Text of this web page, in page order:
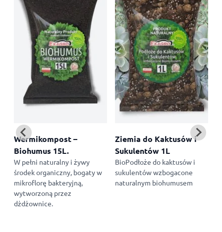
Wermikompost –
Biohumus 15L.
W pełni naturalny i żywy
środek organiczny, bogaty w
mikroflorę bakteryjną,
wytworzoną przez
dżdżownice.
Ziemia do Kaktusów i
Sukulentów 1L
BioPodłoże do kaktusów i
sukulentów wzbogacone
naturalnym biohumusem